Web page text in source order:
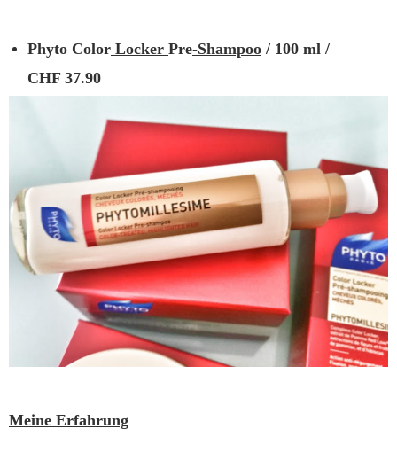
Phyto Color Locker Pre-Shampoo / 100 ml /
CHF 37.90
Meine Erfahrung